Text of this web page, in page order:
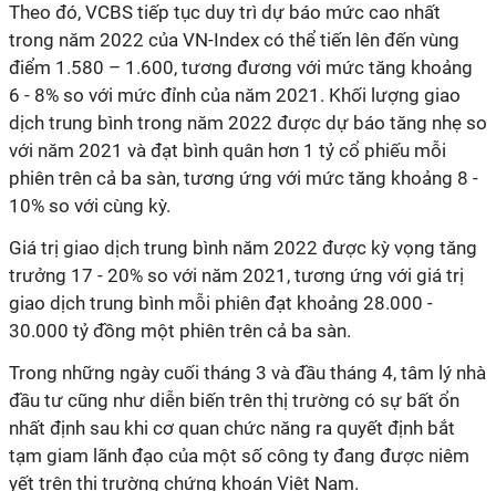
Theo đó, VCBS tiếp tục duy trì dự báo mức cao nhất
trong năm 2022 của VN-Index có thể tiến lên đến vùng
điểm 1.580 – 1.600, tương đương với mức tăng khoảng
6 - 8% so với mức đỉnh của năm 2021. Khối lượng giao
dịch trung bình trong năm 2022 được dự báo tăng nhẹ so
với năm 2021 và đạt bình quân hơn 1 tỷ cổ phiếu mỗi
phiên trên cả ba sàn, tương ứng với mức tăng khoảng 8 -
10% so với cùng kỳ.
Giá trị giao dịch trung bình năm 2022 được kỳ vọng tăng
trưởng 17 - 20% so với năm 2021, tương ứng với giá trị
giao dịch trung bình mỗi phiên đạt khoảng 28.000 -
30.000 tỷ đồng một phiên trên cả ba sàn.
Trong những ngày cuối tháng 3 và đầu tháng 4, tâm lý nhà
đầu tư cũng như diễn biến trên thị trường có sự bất ổn
nhất định sau khi cơ quan chức năng ra quyết định bắt
tạm giam lãnh đạo của một số công ty đang được niêm
yết trên thị trường chứng khoán Việt Nam.